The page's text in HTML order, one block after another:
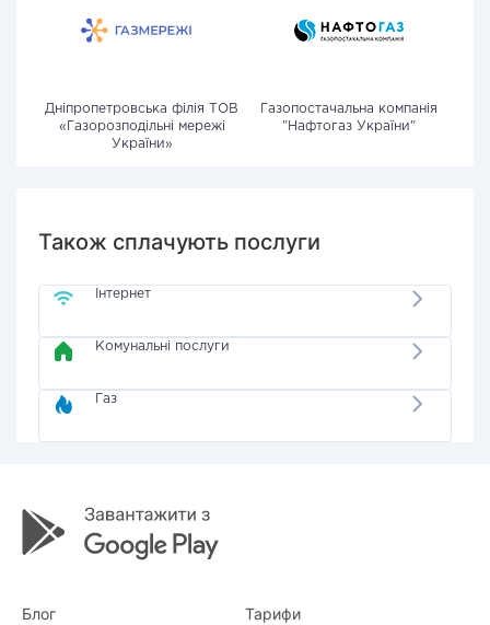
Дніпропетровська філія ТОВ
«Газорозподільні мережі
України»
Газопостачальна компанія
"Нафтогаз України"
Також сплачують послуги
Інтернет
Комунальні послуги
Газ
Блог Тарифи